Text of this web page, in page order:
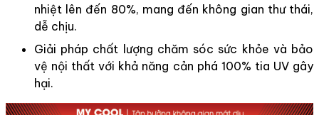
nhiệt lên đến 80%, mang đến không gian thư thái,
dễ chịu.
Giải pháp chất lượng chăm sóc sức khỏe và bảo
vệ nội thất với khả năng cản phá 100% tia UV gây
hại.